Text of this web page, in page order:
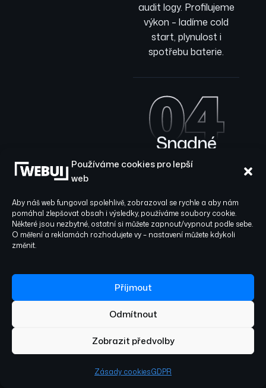
Používáme cookies pro lepší
web
Aby náš web fungoval spolehlivě, zobrazoval se rychle a aby nám
pomáhal zlepšovat obsah i výsledky, používáme soubory cookie.
Některé jsou nezbytné, ostatní si můžete zapnout/vypnout podle sebe.
O měření a reklamách rozhodujete vy – nastavení můžete kdykoli
změnit.
Příjmout
Odmítnout
Zobrazit předvolby
Zásady cookiesGDPR
audit logy. Profilujeme
výkon – ladíme cold
start, plynulost i
spotřebu baterie.
04
Snadné
spuštění,
Vaši aplikaci rychle
nasadíme do App Store
a Google Play, aniž
postaráme o měření
výkonu a chování
nástrojů jako
Firebase/GA4. Po
spuštění aplikaci